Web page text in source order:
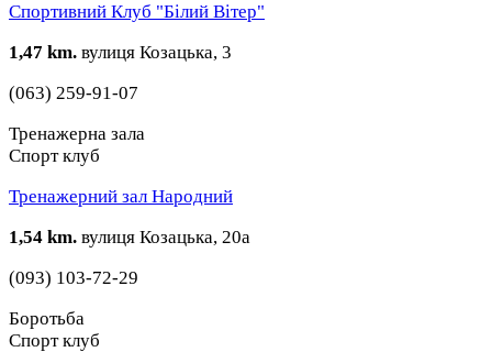
Спортивний Клуб "Білий Вітер"
1,47 km. вулиця Козацька, 3
(063) 259-91-07
Тренажерна зала
Спорт клуб
Тренажерний зал Народний
1,54 km. вулиця Козацька, 20а
(093) 103-72-29
Боротьба
Спорт клуб